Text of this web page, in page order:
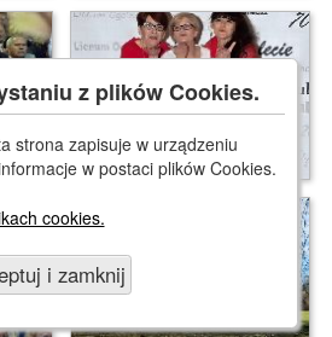
z plików Cookies.
strona zapisuje w urządzeniu
w postaci plików Cookies.
cookies.
i zamknij